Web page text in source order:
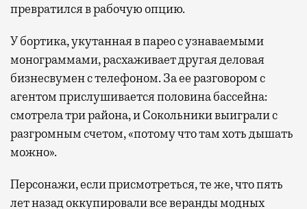
превратился в рабочую опцию.
У бортика, укутанная в парео с узнаваемыми
монограммами, расхаживает другая деловая
бизнесвумен с телефоном. За ее разговором с
агентом прислушивается половина бассейна:
смотрела три района, и Сокольники выиграли с
разгромным счетом, «потому что там хоть дышать
можно».
Персонажи, если присмотреться, те же, что пять
лет назад оккупировали все веранды модных